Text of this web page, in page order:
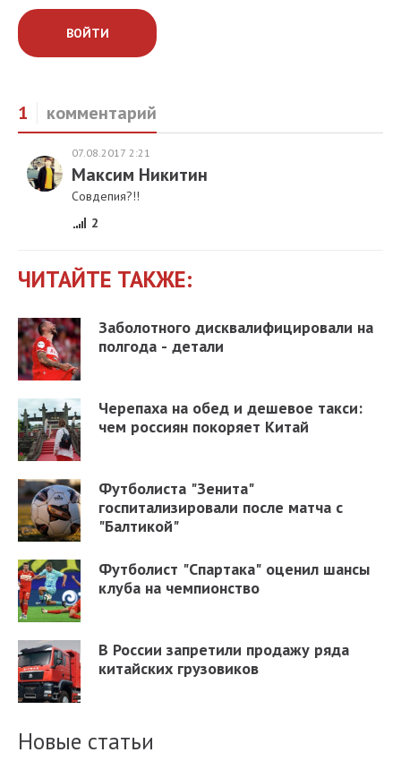
ВОЙТИ
1 комментарий
07.08.2017 2:21
Максим Никитин
Совдепия?!!
2
ЧИТАЙТЕ ТАКЖЕ:
Заболотного дисквалифицировали на
полгода - детали
Черепаха на обед и дешевое такси:
чем россиян покоряет Китай
Футболиста "Зенита"
госпитализировали после матча с
"Балтикой"
Футболист "Спартака" оценил шансы
клуба на чемпионство
В России запретили продажу ряда
китайских грузовиков
Новые статьи